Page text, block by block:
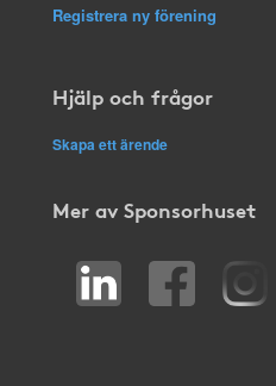
Registrera ny förening
Hjälp och frågor
Skapa ett ärende
Mer av Sponsorhuset